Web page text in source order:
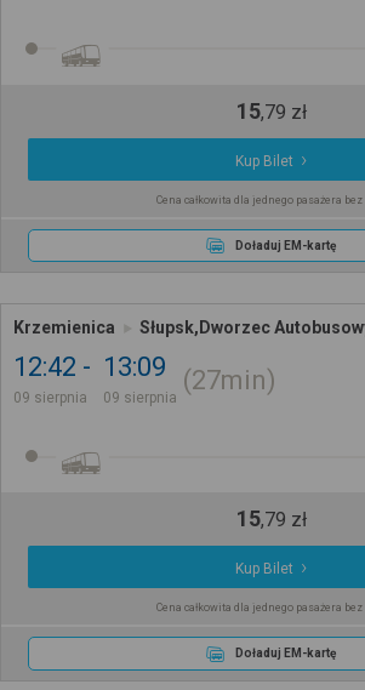
15,79 zł
Kup Bilet
Cena całkowita dla jednego pasażera
Doładuj EM-kartę
Krzemienica Słupsk,Dworzec
12:42
09 sierpnia
13:09
09 sierpnia
27min
15,79 zł
Kup Bilet
Cena całkowita dla jednego pasażera
Doładuj EM-kartę